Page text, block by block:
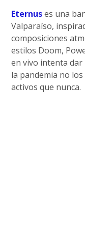
Eternuses una
Valparaíso,
composiciones
estilos Doom,
en vivo intenta dar
la pandemia no
activos que nunca.